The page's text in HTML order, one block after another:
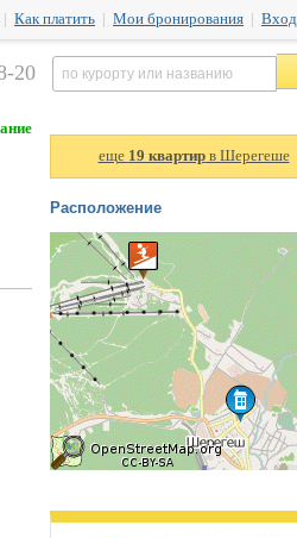
Как платить Мои бронирования Вход
20
еще 19 квартирв Шерегеше
Расположение